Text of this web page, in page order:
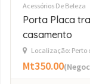
Acessórios De Beleza
Porta Placa
casamento
Localização:
Mt350.00